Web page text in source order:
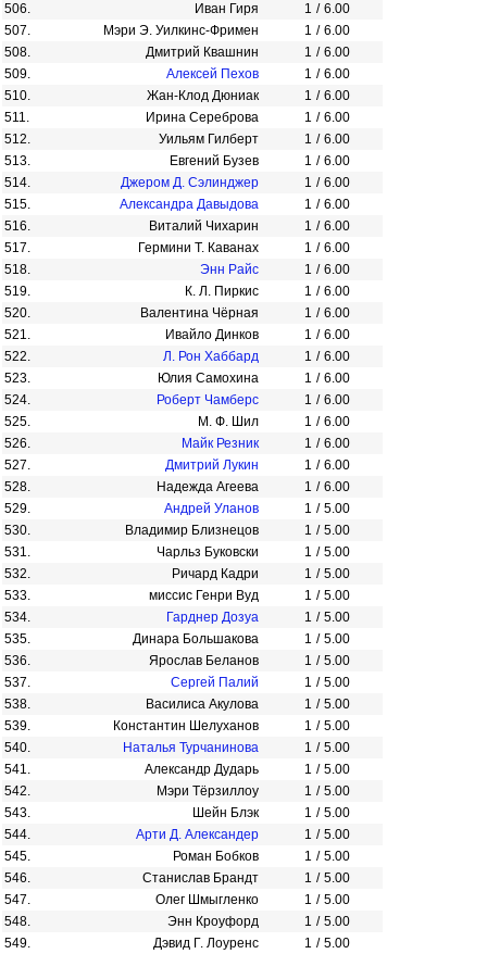
506.
Иван Гиря 1 / 6.00
507.
Мэри Э. Уилкинс-Фримен 1 / 6.00
508.
Дмитрий Квашнин 1 / 6.00
509.
Алексей Пехов 1 / 6.00
510.
Жан-Клод Дюниак 1 / 6.00
511.
Ирина Сереброва 1 / 6.00
512.
Уильям Гилберт 1 / 6.00
513.
Евгений Бузев 1 / 6.00
514.
Джером Д. Сэлинджер 1 / 6.00
515.
Александра Давыдова 1 / 6.00
516.
Виталий Чихарин 1 / 6.00
517.
Гермини Т. Каванах 1 / 6.00
518.
Энн Райс 1 / 6.00
519.
К. Л. Пиркис 1 / 6.00
520.
Валентина Чёрная 1 / 6.00
521.
Ивайло Динков 1 / 6.00
522.
Л. Рон Хаббард 1 / 6.00
523.
Юлия Самохина 1 / 6.00
524.
Роберт Чамберс 1 / 6.00
525.
М. Ф. Шил 1 / 6.00
526.
Майк Резник 1 / 6.00
527.
Дмитрий Лукин 1 / 6.00
528.
Надежда Агеева 1 / 6.00
529.
Андрей Уланов 1 / 5.00
530.
Владимир Близнецов 1 / 5.00
531.
Чарльз Буковски 1 / 5.00
532.
Ричард Кадри 1 / 5.00
533.
миссис Генри Вуд 1 / 5.00
534.
Гарднер Дозуа 1 / 5.00
535.
Динара Большакова 1 / 5.00
536.
Ярослав Беланов 1 / 5.00
537.
Сергей Палий 1 / 5.00
538.
Василиса Акулова 1 / 5.00
539.
Константин Шелуханов 1 / 5.00
540.
Наталья Турчанинова 1 / 5.00
541.
Александр Дударь 1 / 5.00
542.
Мэри Тёрзиллоу 1 / 5.00
543.
Шейн Блэк 1 / 5.00
544.
Арти Д. Александер 1 / 5.00
545.
Роман Бобков 1 / 5.00
546.
Станислав Брандт 1 / 5.00
547.
Олег Шмыгленко 1 / 5.00
548.
Энн Кроуфорд 1 / 5.00
549.
Дэвид Г. Лоуренс 1 / 5.00